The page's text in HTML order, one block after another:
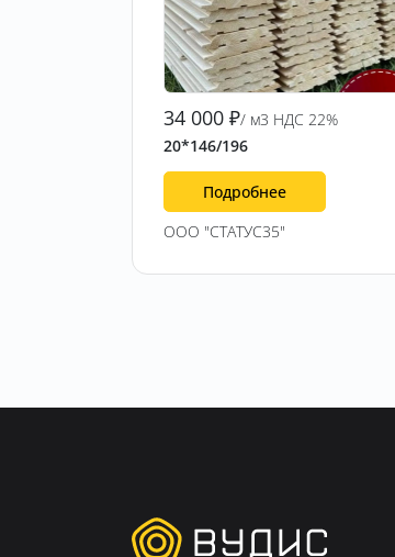
34 000 ₽/ м3 НДС 22%
20*146/196
Подробнее
ООО "СТАТУС35"